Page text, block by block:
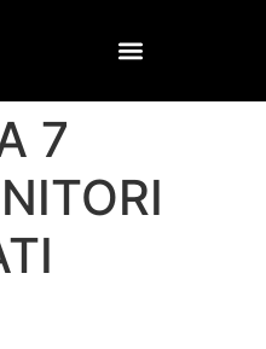
7